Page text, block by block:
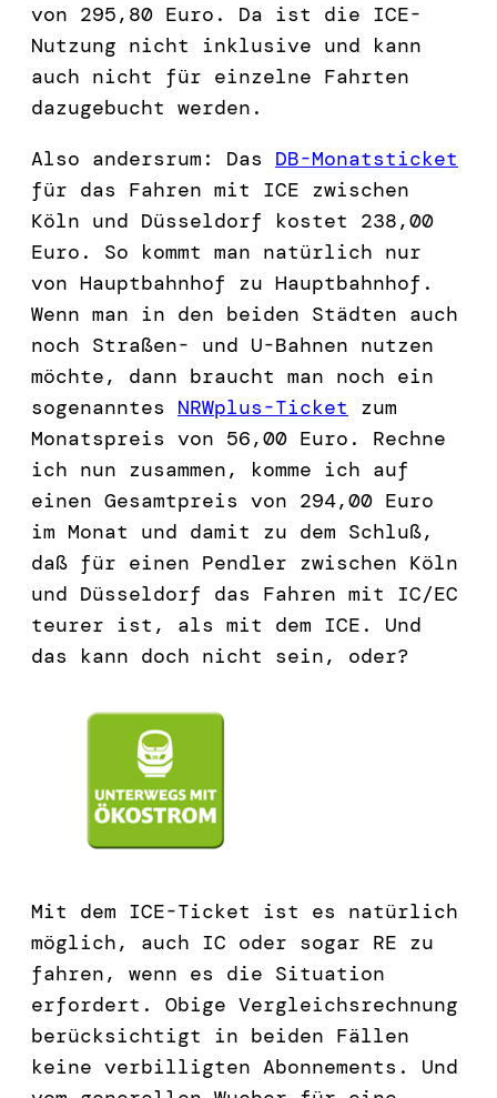
von 295,80 Euro. Da ist die ICE-
Nutzung nicht inklusive und kann
auch nicht für einzelne Fahrten
dazugebucht werden.
Also andersrum: Das DB-Monatsticket
für das Fahren mit ICE zwischen
Köln und Düsseldorf kostet 238,00
Euro. So kommt man natürlich nur
von Hauptbahnhof zu Hauptbahnhof.
Wenn man in den beiden Städten auch
noch Straßen- und U-Bahnen nutzen
möchte, dann braucht man noch ein
sogenanntes NRWplus-Ticket zum
Monatspreis von 56,00 Euro. Rechne
ich nun zusammen, komme ich auf
einen Gesamtpreis von 294,00 Euro
im Monat und damit zu dem Schluß,
daß für einen Pendler zwischen Köln
und Düsseldorf das Fahren mit IC/EC
teurer ist, als mit dem ICE. Und
das kann doch nicht sein, oder?
Mit dem ICE-Ticket ist es natürlich
möglich, auch IC oder sogar RE zu
fahren, wenn es die Situation
erfordert. Obige Vergleichsrechnung
berücksichtigt in beiden Fällen
keine verbilligten Abonnements. Und